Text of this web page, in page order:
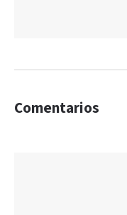
Comentarios